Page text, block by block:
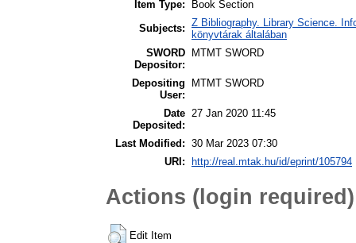
Item Type:
Book Section
Subjects: Z Bibliography. Library Science.
könyvtárak általában
SWORD
Depositor:
MTMT SWORD
Depositing
User:
MTMT SWORD
Date
Deposited:
27 Jan 2020 11:45
Last Modified: 30 Mar 2023 07:30
URI:
http://real.mtak.hu/id/eprint/105794
Actions (login required)
Edit Item